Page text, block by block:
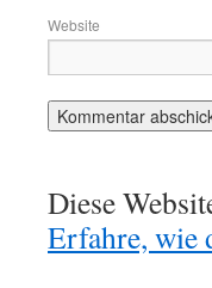
Website
Diese
Erfahre, wie